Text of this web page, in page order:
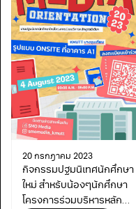
20 กรกฎาคม 2023
กิจกรรมปฐมนิเทศนักศึกษา
ใหม่ สำหรับน้องๆนักศึกษา
โครงการร่วมบริหารหลัก